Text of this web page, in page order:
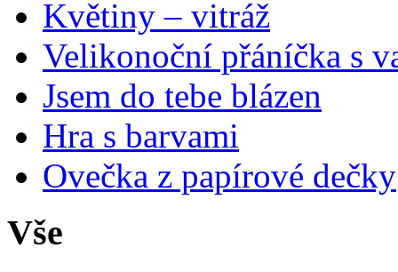
Květiny – vitráž
Velikonoční přáníčka s
Jsem do tebe blázen
Hra s barvami
Ovečka z papírové dečky
Vše